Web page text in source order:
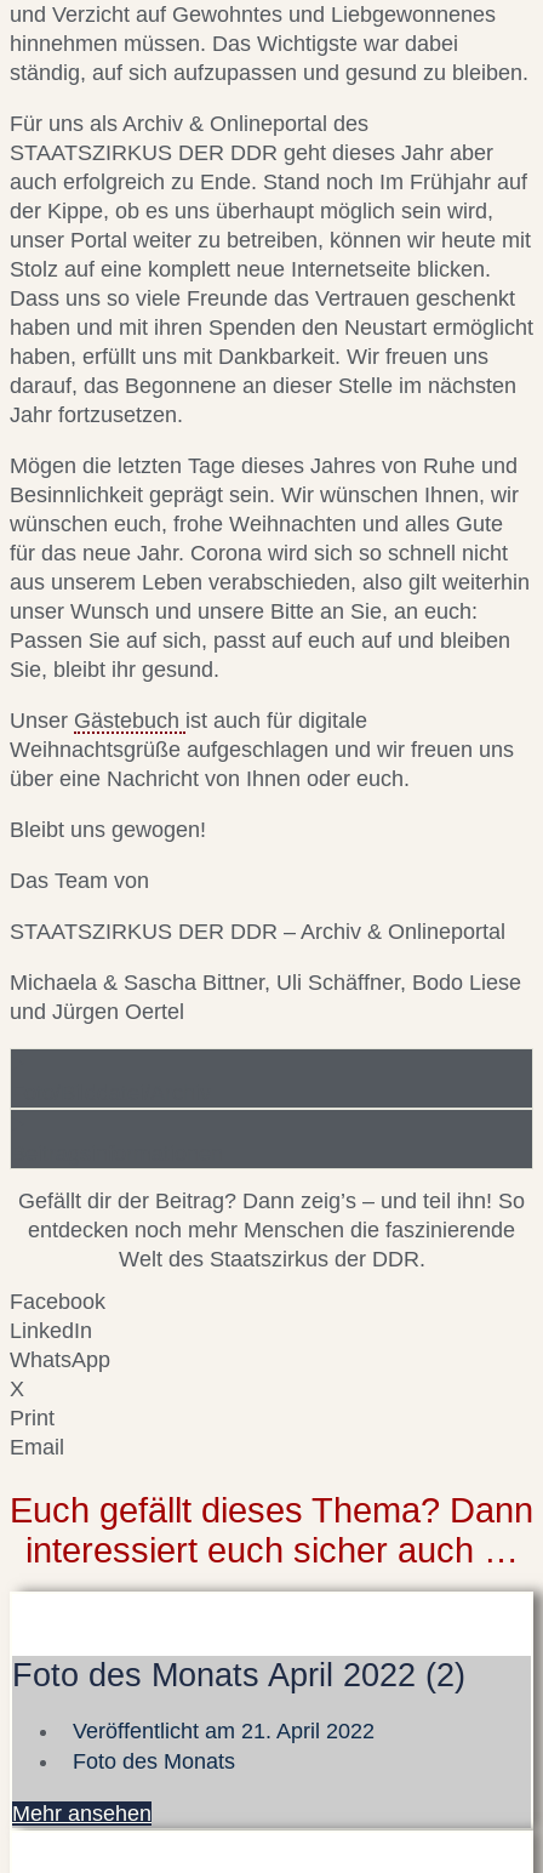
und Verzicht auf Gewohntes und Liebgewonnenes
hinnehmen müssen. Das Wichtigste war dabei
ständig, auf sich aufzupassen und gesund zu bleiben.
Für uns als Archiv & Onlineportal des
STAATSZIRKUS DER DDR geht dieses Jahr aber
auch erfolgreich zu Ende. Stand noch Im Frühjahr auf
der Kippe, ob es uns überhaupt möglich sein wird,
unser Portal weiter zu betreiben, können wir heute mit
Stolz auf eine komplett neue Internetseite blicken.
Dass uns so viele Freunde das Vertrauen geschenkt
haben und mit ihren Spenden den Neustart ermöglicht
haben, erfüllt uns mit Dankbarkeit. Wir freuen uns
darauf, das Begonnene an dieser Stelle im nächsten
Jahr fortzusetzen.
Mögen die letzten Tage dieses Jahres von Ruhe und
Besinnlichkeit geprägt sein. Wir wünschen Ihnen, wir
wünschen euch, frohe Weihnachten und alles Gute
für das neue Jahr. Corona wird sich so schnell nicht
aus unserem Leben verabschieden, also gilt weiterhin
unser Wunsch und unsere Bitte an Sie, an euch:
Passen Sie auf sich, passt auf euch auf und bleiben
Sie, bleibt ihr gesund.
Unser Gästebuch ist auch für digitale
Weihnachtsgrüße aufgeschlagen und wir freuen uns
über eine Nachricht von Ihnen oder euch.
Bleibt uns gewogen!
Das Team von
STAATSZIRKUS DER DDR – Archiv & Onlineportal
Michaela & Sascha Bittner, Uli Schäffner, Bodo Liese
und Jürgen Oertel
Gefällt dir der Beitrag? Dann zeig’s – und teil ihn! So
entdecken noch mehr Menschen die faszinierende
Welt des Staatszirkus der DDR.
Facebook
LinkedIn
WhatsApp
X
Print
Email
Euch gefällt dieses Thema? Dann
interessiert euch sicher auch …
Foto des Monats April 2022 (2)
Veröffentlicht am 21. April 2022
Foto des Monats
Mehr ansehen